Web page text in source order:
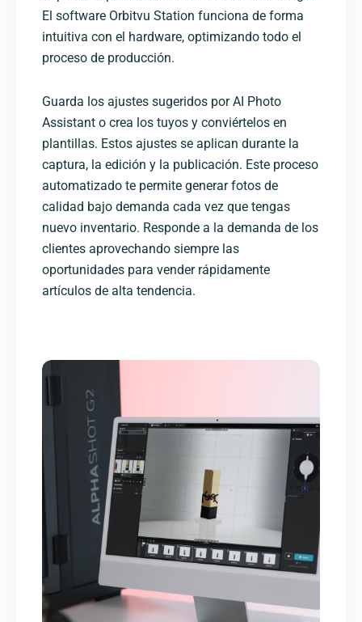
El software Orbitvu Station funciona de forma
intuitiva con el hardware, optimizando todo el
proceso de producción.
Guarda los ajustes sugeridos por AI Photo
Assistant o crea los tuyos y conviértelos en
plantillas. Estos ajustes se aplican durante la
captura, la edición y la publicación. Este proceso
automatizado te permite generar fotos de
calidad bajo demanda cada vez que tengas
nuevo inventario. Responde a la demanda de los
clientes aprovechando siempre las
oportunidades para vender rápidamente
artículos de alta tendencia.